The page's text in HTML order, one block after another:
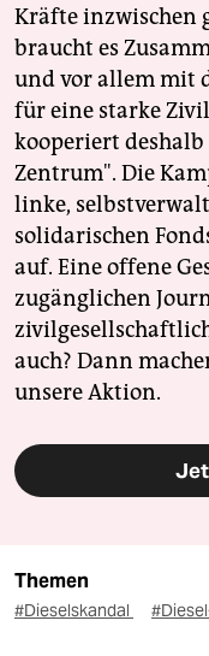
Kräfte inzwischen
braucht es
und vor allem mit
für eine starke
kooperiert
Zentrum". Die
linke,
solidarischen
auf. Eine offene
zugänglichen
auch? Dann
unsere Aktion.
Themen
#Dieselskandal